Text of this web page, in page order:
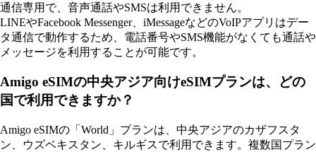
通信専用で、音声通話やSMSは利用できません。
LINEやFacebook Messenger、iMessageなどのVoIPアプリはデー
タ通信で動作するため、電話番号やSMS機能がなくても通話や
メッセージを利用することが可能です。
Amigo eSIMの中央アジア向けeSIMプランは、どの
国で利用できますか？
Amigo eSIMの「World」プランは、中央アジアのカザフスタ
ン、ウズベキスタン、キルギスで利用できます。複数国プラン